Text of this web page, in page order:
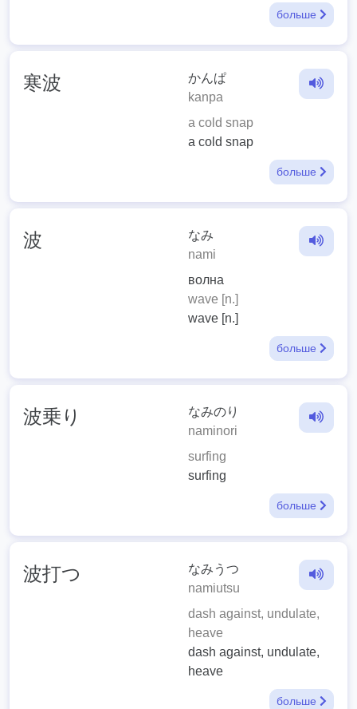
больше
寒波
かんぱ
kanpa
a cold snap
a cold snap
больше
波
なみ
nami
волна
wave [n.]
wave [n.]
больше
波乗り
なみのり
naminori
surfing
surfing
больше
波打つ
なみうつ
namiutsu
dash against, undulate,
heave
dash against, undulate,
heave
больше